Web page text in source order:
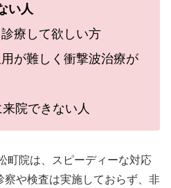
い人
療して欲しい方
が難しく衝撃波治療が
院できない人
町院は、スピーディーな対応
察や検査は実施しておらず、非